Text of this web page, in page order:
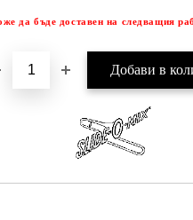
да бъде доставен на следващия